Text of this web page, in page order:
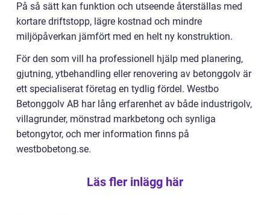
På så sätt kan funktion och utseende återställas med
kortare driftstopp, lägre kostnad och mindre
miljöpåverkan jämfört med en helt ny konstruktion.
För den som vill ha professionell hjälp med planering,
gjutning, ytbehandling eller renovering av betonggolv är
ett specialiserat företag en tydlig fördel. Westbo
Betonggolv AB har lång erfarenhet av både industrigolv,
villagrunder, mönstrad markbetong och synliga
betongytor, och mer information finns på
westbobetong.se.
Läs fler inlägg här